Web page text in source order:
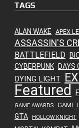
TAGS
ALAN WAKE APEX
ASSASSIN'S
BATTLEFIELD
CYBERPUNK DAYS
DYING LIGHT
Featured
GAME AWARDS GAME
GTA HOLLOW KNIGHT